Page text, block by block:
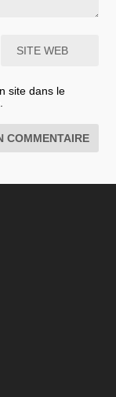
site dans le